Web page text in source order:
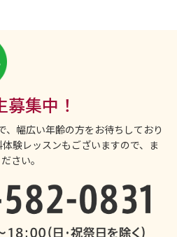
募集中！
、幅広い年齢の方をお待ちしており
験レッスンもございますので、ま
さい。